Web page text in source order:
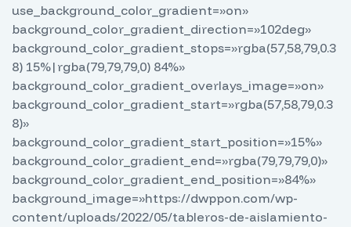
use_background_color_gradient=»on»
background_color_gradient_direction=»102deg»
background_color_gradient_stops=»rgba(57,58,79,0.3
8) 15%|rgba(79,79,79,0) 84%»
background_color_gradient_overlays_image=»on»
background_color_gradient_start=»rgba(57,58,79,0.3
8)»
background_color_gradient_start_position=»15%»
background_color_gradient_end=»rgba(79,79,79,0)»
background_color_gradient_end_position=»84%»
background_image=»https://dwppon.com/wp-
content/uploads/2022/05/tableros-de-aislamiento-